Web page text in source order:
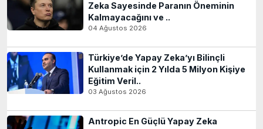
Zeka Sayesinde Paranın Öneminin
Kalmayacağını ve ..
04 Ağustos 2026
Türkiye’de Yapay Zeka’yı Bilinçli
Kullanmak için 2 Yılda 5 Milyon Kişiye
Eğitim Veril..
03 Ağustos 2026
Antropic En Güçlü Yapay Zeka